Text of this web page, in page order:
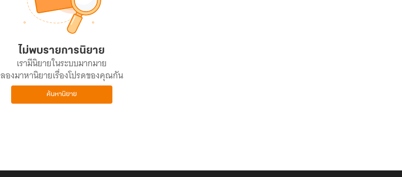
ไม่พบรายการนิยาย
เรามีนิยายในระบบมากมาย
ลองมาหานิยายเรื่องโปรดของคุณกัน
ค้นหานิยาย